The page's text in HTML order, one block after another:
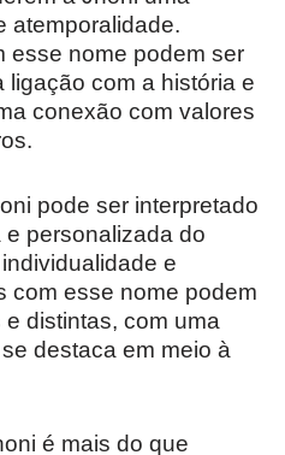
atemporalidade.
esse nome podem ser
com a história e
conexão com valores
pode ser interpretado
personalizada do
e
com esse nome podem
distintas, com uma
destaca em meio à
é mais do que